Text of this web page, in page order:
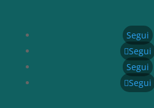
Segui
Segui
Segui
Segui